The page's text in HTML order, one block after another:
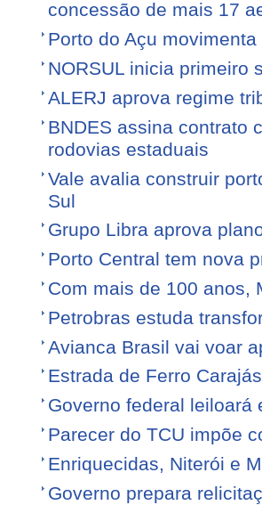
concessão de mais 17
Porto do Açu
NORSUL inicia primeiro
ALERJ aprova regime
BNDES assina contrato
rodovias estaduais
Vale avalia construir
Sul
Grupo Libra aprova
Porto Central tem nova
Com mais de 100 anos,
Petrobras estuda
Avianca Brasil vai voar
Estrada de Ferro
Governo federal leiloará
Parecer do TCU impõe
Enriquecidas, Niterói e
Governo prepara